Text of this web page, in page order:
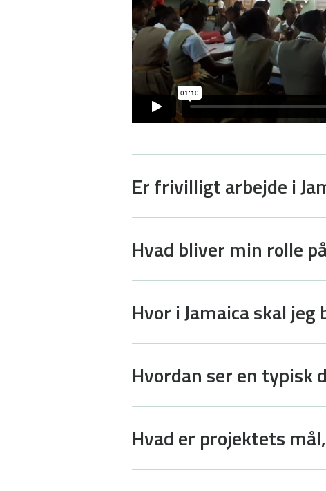
Er frivilligt arbejde i
Hvad bliver min rolle
Hvor i Jamaica skal jeg
Hvordan ser en typisk
Hvad er projektets